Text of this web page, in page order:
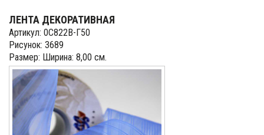
ЛЕНТА ДЕКОРАТИВНАЯ
Артикул: 0С822В-Г50
Рисунок: 3689
Размер: Ширина: 8,00 см.